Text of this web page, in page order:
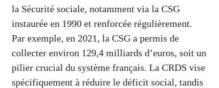
la Sécurité sociale, notamment via la CSG
instaurée en 1990 et renforcée régulièrement.
Par exemple, en 2021, la CSG a permis de
collecter environ 129,4 milliards d’euros, soit un
pilier crucial du système français. La CRDS vise
spécifiquement à réduire le déficit social, tandis